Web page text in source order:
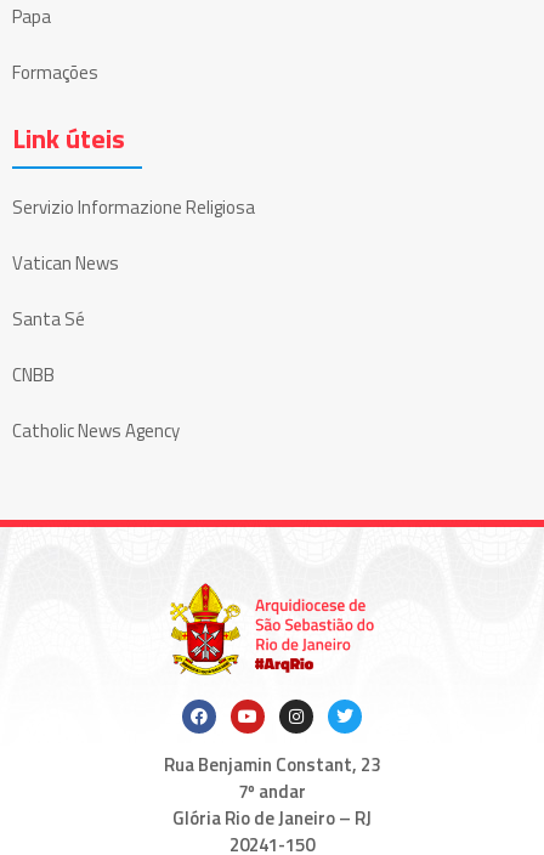
Papa
Formações
Link úteis
Servizio Informazione Religiosa
Vatican News
Santa Sé
CNBB
Catholic News Agency
Rua Benjamin Constant, 23
7º andar
Glória Rio de Janeiro – RJ
20241-150